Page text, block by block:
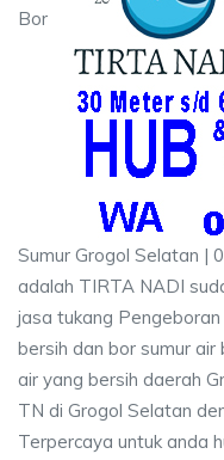
Bor
Sumur Grogol Selatan |
adalah TIRTA NADI
jasa tukang
bersih dan bor sumur
air yang bersih daerah
TN di Grogol Selatan
Terpercaya untuk anda